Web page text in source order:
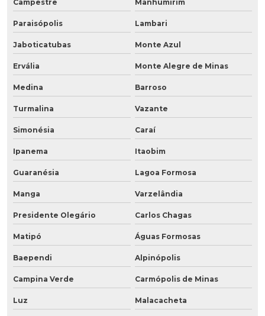
Campestre Manhumirim
Paraisópolis Lambari
Jaboticatubas Monte Azul
Ervália Monte Alegre de Minas
Medina Barroso
Turmalina Vazante
Simonésia Caraí
Ipanema Itaobim
Guaranésia Lagoa Formosa
Manga Varzelândia
Presidente Olegário Carlos Chagas
Matipó Águas Formosas
Baependi Alpinópolis
Campina Verde Carmópolis de Minas
Luz Malacacheta